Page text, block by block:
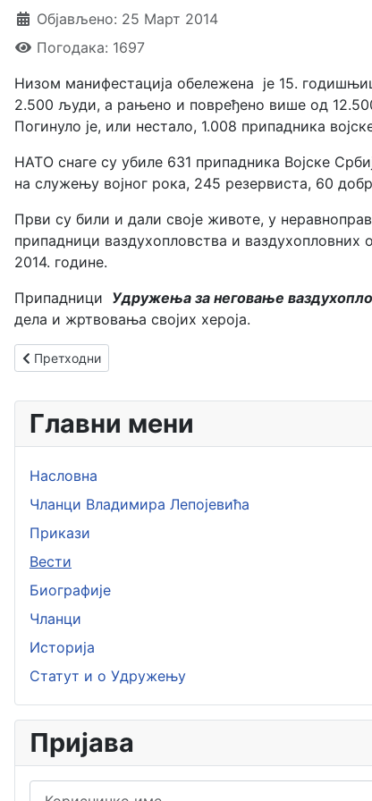
Објављено: 25 Март 2014
Погодака: 1697
Низом манифестација обележена је 15.
2.500 људи, а рањено и повређено више од
Погинуло је, или нестало, 1.008 припадника
НАТО снаге су убиле 631 припадника Војске
на служењу војног рока, 245 резервиста, 60
Први су били и дали своје животе, у
припадници ваздухопловства и
2014. године.
Припадници Удружења за неговање
дела и жртвовања својих хероја.
Претходни чланак: Годишњица нацистичког
Претходни
Главни мени
Насловна
Чланци Владимира Лепојевића
Прикази
Вести
Биографије
Чланци
Историја
Статут и о Удружењу
Пријава